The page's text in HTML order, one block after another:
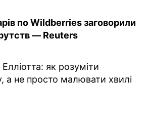
по Wildberries заговорили
— Reuters
як розуміти
а не просто малювати хвилі